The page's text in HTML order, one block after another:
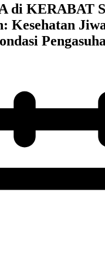
di KERABAT
Kesehatan